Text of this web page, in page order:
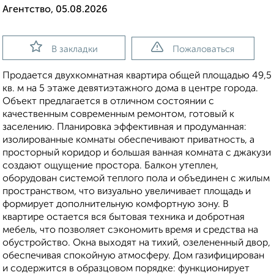
Агентство, 05.08.2026
В закладки Пожаловаться
Продается двухкомнатная квартира общей площадью 49,5
кв. м на 5 этаже девятиэтажного дома в центре города.
Объект предлагается в отличном состоянии с
качественным современным ремонтом, готовый к
заселению. Планировка эффективная и продуманная:
изолированные комнаты обеспечивают приватность, а
просторный коридор и большая ванная комната с джакузи
создают ощущение простора. Балкон утеплен,
оборудован системой теплого пола и объединен с жилым
пространством, что визуально увеличивает площадь и
формирует дополнительную комфортную зону. В
квартире остается вся бытовая техника и добротная
мебель, что позволяет сэкономить время и средства на
обустройство. Окна выходят на тихий, озелененный двор,
обеспечивая спокойную атмосферу. Дом газифицирован
и содержится в образцовом порядке: функционирует